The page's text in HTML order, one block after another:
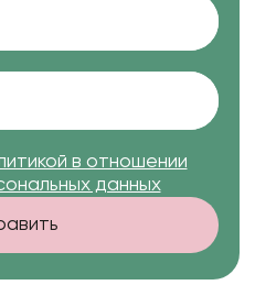
в отношении
данных